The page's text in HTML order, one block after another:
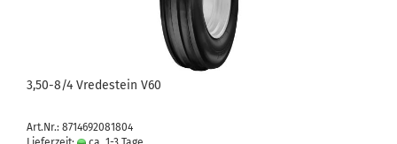
3,50-8/4 Vredestein V60
Art.Nr.: 8714692081804